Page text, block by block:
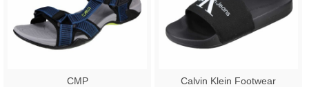
CMP Calvin Klein Footwear